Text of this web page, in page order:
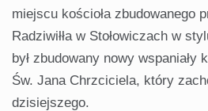
miejscu kościoła zbudowanego
Radziwiłła w Stołowiczach w
był zbudowany nowy wspaniały
Św. Jana Chrzciciela, który
dzisiejszego.